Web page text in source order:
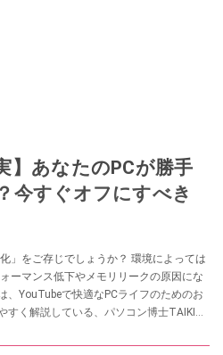
】あなたのPCが勝手
今すぐオフにすべき
」をご存じでしょうか？ 環境によっては
ーマンス低下やメモリリークの原因にな
、YouTubeで快適なPCライフのためのお
すく解説している、パソコン博士TAIKIさ
してくれました。気になる方は、ぜひ動